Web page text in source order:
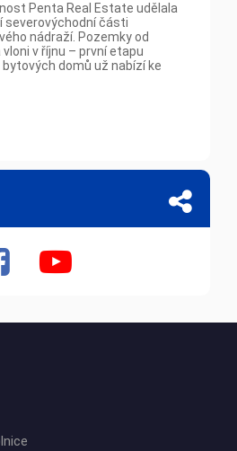
Penta Real Estate udělala
severovýchodní části
nádraží. Pozemky od
v říjnu – první etapu
domů už nabízí ke